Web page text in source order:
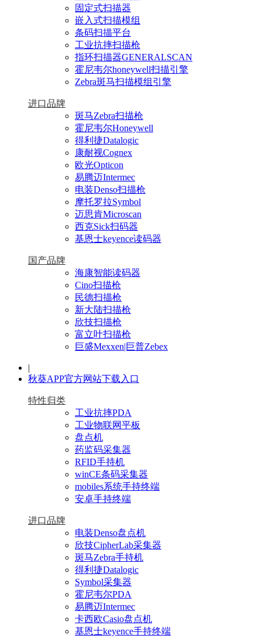
固定式扫描器
嵌入式扫描模组
条码扫描平台
工业抗摔扫描枪
指环扫描器GENERALSCAN
霍尼韦尔honeywell扫描引擎
Zebra斑马扫描模组引擎
进口品牌
斑马Zebra扫描枪
霍尼韦尔Honeywell
得利捷Datalogic
康耐视Cognex
欧光Opticon
易腾迈Intermec
电装Denso扫描枪
摩托罗拉Symbol
迈思肯Microscan
西克Sick扫码器
基恩士keyence读码器
国产品牌
海康智能读码器
Cino扫描枪
民德扫描枪
新大陆扫描枪
欣技扫描枪
富立叶扫描枪
巨盛Mexxen|巨普Zebex
|
秋葵APP官方网站下载入口
特性归类
工业抗摔PDA
工业物联网平板
盘点机
药监码采集器
RFID手持机
winCE条码采集器
mobiles系统手持终端
安卓手持终端
进口品牌
电装Denso盘点机
欣技CipherLab采集器
斑马Zebra手持机
得利捷Datalogic
Symbol采集器
霍尼韦尔PDA
易腾迈Intermec
卡西欧Casio盘点机
基恩士keyence手持终端